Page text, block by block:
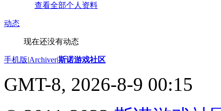
查看全部个人资料
动态
现在还没有动态
手机版|Archiver|斯诺游戏社区
GMT-8, 2026-8-9 00:15